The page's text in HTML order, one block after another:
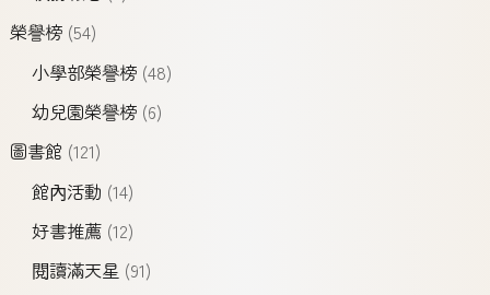
榮譽榜(54)
小學部榮譽榜(48)
幼兒園榮譽榜(6)
圖書館(121)
館內活動 (14)
好書推薦(12)
閱讀滿天星 (91)